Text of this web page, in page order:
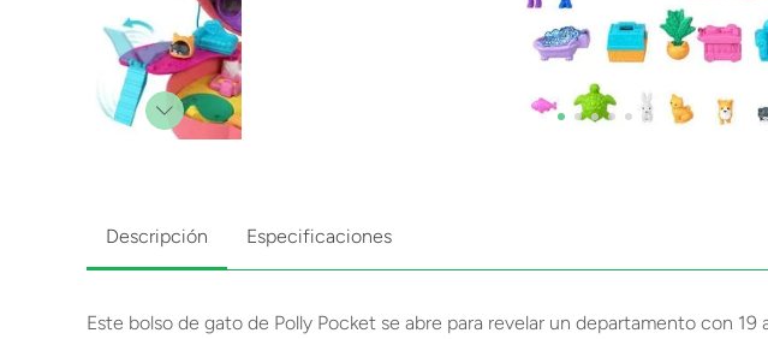
Descripción Especificaciones
Este bolso de gato de Polly Pocket se abre para revelar un departamento con